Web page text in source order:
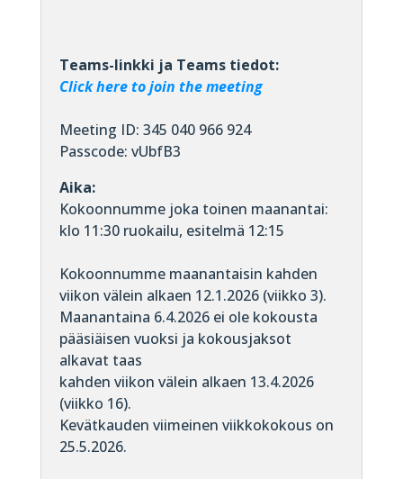
Teams-linkki ja Teams tiedot:
Click here to join the meeting
Meeting ID: 345 040 966 924
Passcode: vUbfB3
Aika:
Kokoonnumme joka toinen maanantai:
klo 11:30 ruokailu, esitelmä 12:15
Kokoonnumme maanantaisin kahden
viikon välein alkaen 12.1.2026 (viikko 3).
Maanantaina 6.4.2026 ei ole kokousta
pääsiäisen vuoksi ja kokousjaksot
alkavat taas
kahden viikon välein alkaen 13.4.2026
(viikko 16).
Kevätkauden viimeinen viikkokokous on
25.5.2026.